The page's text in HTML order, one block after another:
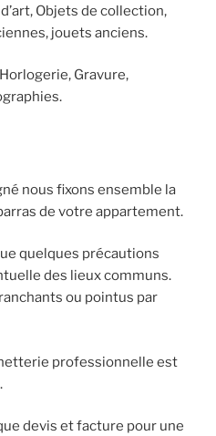
Objets de collection,
jouets anciens.
Gravure,
nous fixons ensemble la
de votre appartement.
quelques précautions
des lieux communs.
ou pointus par
professionnelle est
devis et facture pour une